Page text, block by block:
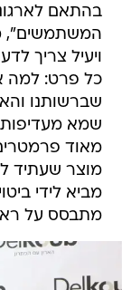
בהתאם
המשתמשים",
ויעיל צריך
כל פרט: למה
שברשותנו
שמא מעדיפות
מאוד
מוצר שעתיד
מביא לידי
מתבסס על